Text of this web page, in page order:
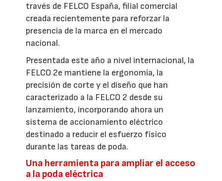
través de FELCO España, filial comercial
creada recientemente para reforzar la
presencia de la marca en el mercado
nacional.
Presentada este año a nivel internacional, la
FELCO 2e mantiene la ergonomía, la
precisión de corte y el diseño que han
caracterizado a la FELCO 2 desde su
lanzamiento, incorporando ahora un
sistema de accionamiento eléctrico
destinado a reducir el esfuerzo físico
durante las tareas de poda.
Una herramienta para ampliar el acceso
a la poda eléctrica